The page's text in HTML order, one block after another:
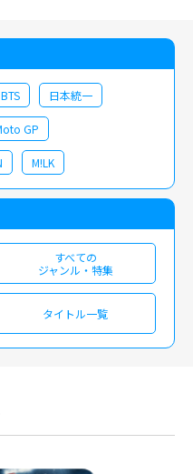
BTS 日本統一
GP
M!LK
すべての
ジャンル・特集
タイトル一覧